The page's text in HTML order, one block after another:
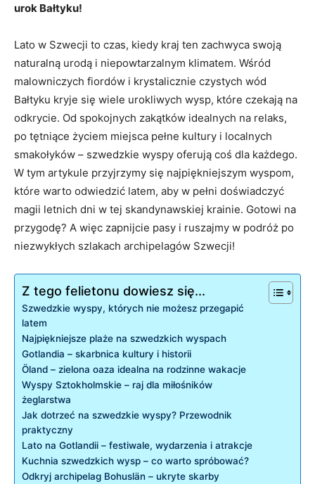
urok Bałtyku!
Lato w Szwecji to czas, kiedy kraj ten zachwyca swoją
naturalną urodą i niepowtarzalnym klimatem. Wśród
malowniczych fiordów i krystalicznie czystych wód
Bałtyku kryje się wiele urokliwych wysp, które czekają na
odkrycie. Od spokojnych zakątków idealnych na relaks,
po tętniące życiem miejsca pełne kultury i localnych
smakołyków – szwedzkie wyspy oferują coś dla każdego.
W tym artykule przyjrzymy się najpiękniejszym wyspom,
które warto odwiedzić latem, aby w pełni doświadczyć
magii letnich dni w tej skandynawskiej krainie. Gotowi na
przygodę? A więc zapnijcie pasy i ruszajmy w podróż po
niezwykłych szlakach archipelagów Szwecji!
Z tego felietonu dowiesz się...
Szwedzkie wyspy, których nie możesz przegapić
latem
Najpiękniejsze plaże na szwedzkich wyspach
Gotlandia – skarbnica kultury i historii
Öland – zielona oaza idealna na rodzinne wakacje
Wyspy Sztokholmskie – raj dla miłośników
żeglarstwa
Jak dotrzeć na szwedzkie wyspy? Przewodnik
praktyczny
Lato na Gotlandii – festiwale, wydarzenia i atrakcje
Kuchnia szwedzkich wysp – co warto spróbować?
Odkryj archipelag Bohuslän – ukryte skarby